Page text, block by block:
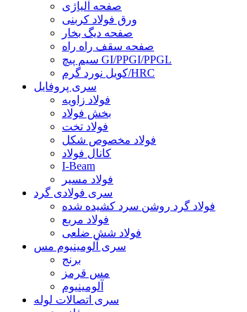
صفحه آلیاژی
ورق فولاد کربنی
صفحه دیگ بخار
صفحه سقف راه راه
سیم پیچ GI/PPGI/PPGL
کویل نورد گرم/HRC
سری پروفایل
فولاد زاویه
بخش فولاد
فولاد تخت
فولاد مخصوص شکل
کانال فولاد
I-Beam
فولاد مسیر
سری فولادی گرد
فولاد گرد روشن سرد کشیده شده
فولاد مربع
فولاد شش ضلعی
سری آلومینیوم مس
برنج
مس قرمز
آلومینیوم
سری اتصالات لوله